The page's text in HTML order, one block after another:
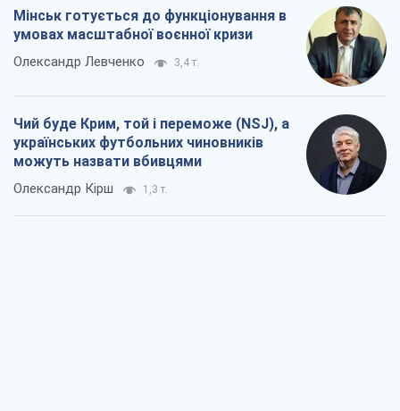
Мінськ готується до функціонування в
умовах масштабної воєнної кризи
Олександр Левченко 3,4 т.
Чий буде Крим, той і переможе (NSJ), а
українських футбольних чиновників
можуть назвати вбивцями
Олександр Кірш 1,3 т.